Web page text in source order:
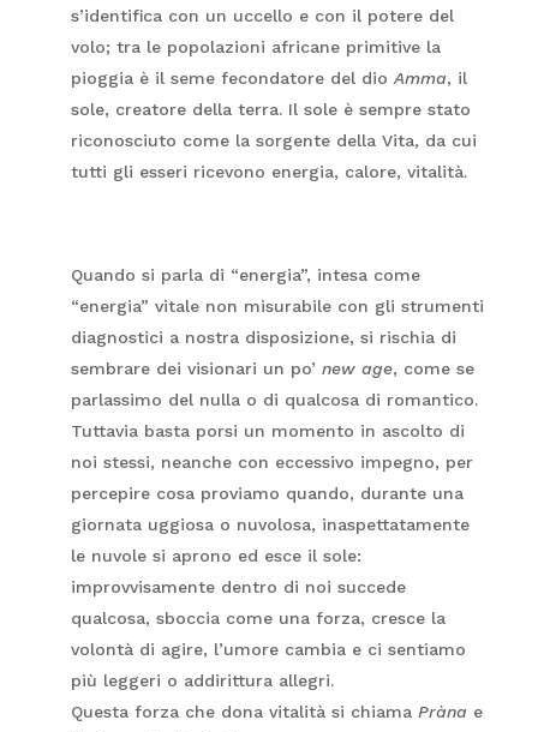
s’identifica con un uccello e con il potere del
volo; tra le popolazioni africane primitive la
pioggia è il seme fecondatore del dio Amma, il
sole, creatore della terra. Il sole è sempre stato
riconosciuto come la sorgente della Vita, da cui
tutti gli esseri ricevono energia, calore, vitalità.
Quando si parla di “energia”, intesa come
“energia” vitale non misurabile con gli strumenti
diagnostici a nostra disposizione, si rischia di
sembrare dei visionari un po’ new age, come se
parlassimo del nulla o di qualcosa di romantico.
Tuttavia basta porsi un momento in ascolto di
noi stessi, neanche con eccessivo impegno, per
percepire cosa proviamo quando, durante una
giornata uggiosa o nuvolosa, inaspettatamente
le nuvole si aprono ed esce il sole:
improvvisamente dentro di noi succede
qualcosa, sboccia come una forza, cresce la
volontà di agire, l’umore cambia e ci sentiamo
più leggeri o addirittura allegri.
Questa forza che dona vitalità si chiama Prànae